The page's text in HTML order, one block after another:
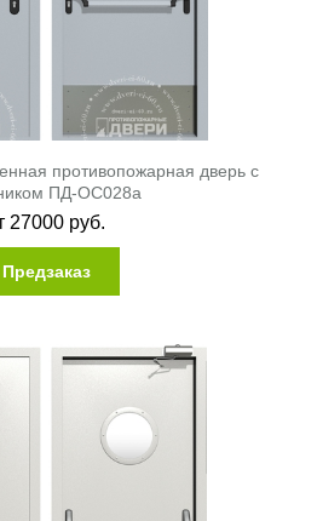
противопожарная дверь с
ПД-ОС028a
27000 руб.
Предзаказ